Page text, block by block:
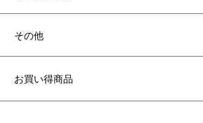
その他
お買い得商品